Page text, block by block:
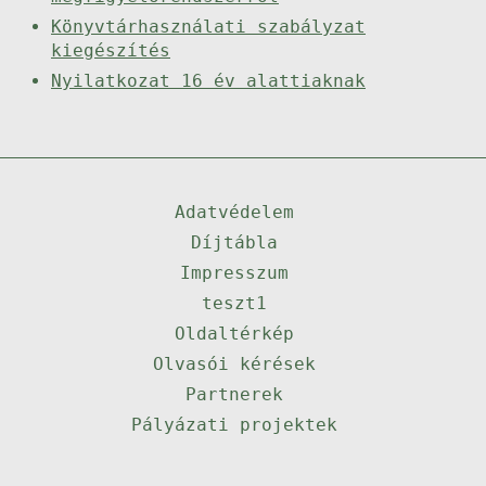
Könyvtárhasználati szabályzat
kiegészítés
Nyilatkozat 16 év alattiaknak
Adatvédelem
Díjtábla
Impresszum
teszt1
Oldaltérkép
Olvasói kérések
Partnerek
Pályázati projektek